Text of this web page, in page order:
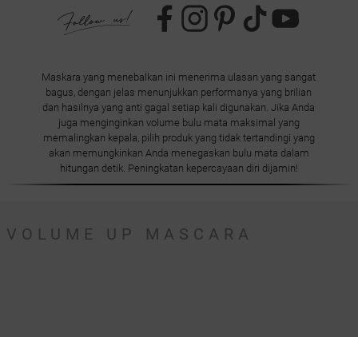
Maskara yang menebalkan ini menerima ulasan yang sangat
bagus, dengan jelas menunjukkan performanya yang brilian
dan hasilnya yang anti gagal setiap kali digunakan. Jika Anda
juga menginginkan volume bulu mata maksimal yang
memalingkan kepala, pilih produk yang tidak tertandingi yang
akan memungkinkan Anda menegaskan bulu mata dalam
hitungan detik. Peningkatan kepercayaan diri dijamin!
VOLUME UP MASCARA